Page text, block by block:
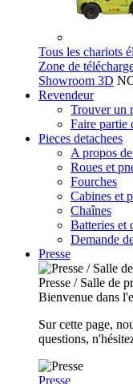
Tous les chariots
Zone de
Showroom 3D
Revendeur
Trouver un
Faire partie
Pieces detachees
A propos
Roues et
Fourches
Cabines et
Chaînes
Batteries et
Demande
Presse
Presse / Salle de
Bienvenue dans
Sur cette page,
questions,
Presse